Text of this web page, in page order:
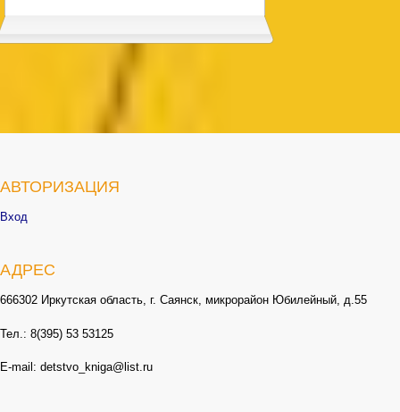
АВТОРИЗАЦИЯ
Вход
АДРЕС
666302 Иркутская область, г. Саянск, микрорайон Юбилейный, д.55
Тел.: 8(395) 53 53125
E-mail: detstvo_kniga@list.ru